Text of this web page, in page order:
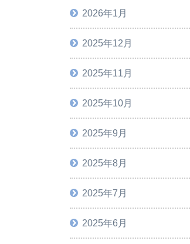
2026年1月
2025年12月
2025年11月
2025年10月
2025年9月
2025年8月
2025年7月
2025年6月